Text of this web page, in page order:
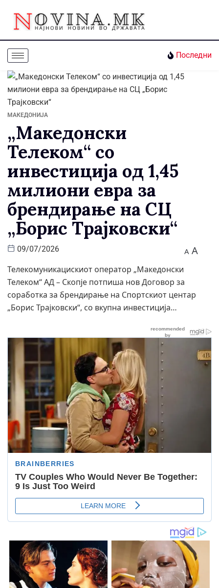
Последни
МАКЕДОНИЈА
„Македонски
Телеком“ со
инвестиција од 1,45
милиони евра за
брендирање на СЦ
„Борис Трајковски“
09/07/2026 A A
​Телекомуникацискиот оператор „Македонски
Телеком“ АД – Скопје потпиша нов Договор за
соработка за брендирање на Спортскиот центар
„Борис Трајковски“, со вкупна инвестиција…